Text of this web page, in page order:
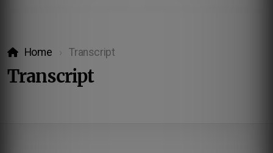
Home Transcript
Transcript